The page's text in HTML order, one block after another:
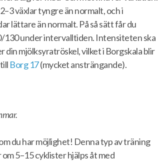
växlar tyngre än normalt, och i
lättare än normalt. På så sätt får du
130 under intervalltiden. Intensiteten ska
din mjölksyratröskel, vilket i Borgskala blir
Borg 17(mycket ansträngande).
du har möjlighet! Denna typ av träning
5–15 cyklister hjälps åt med